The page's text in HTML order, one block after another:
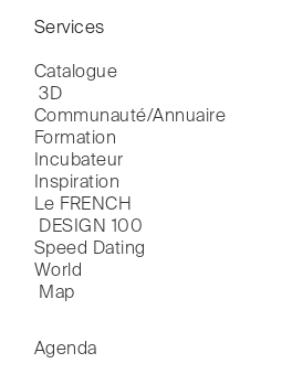
Services
Catalogue
3D
Communauté/Annuaire
Formation
Incubateur
Inspiration
Le FRENCH
DESIGN 100
Speed Dating
World
Map
Agenda